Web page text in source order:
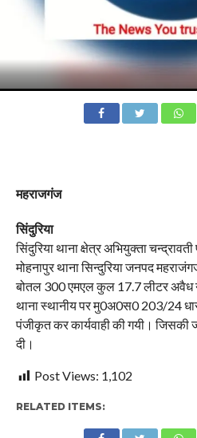
महराजगंज
सिंदुरिया
सिंदुरिया थाना क्षेत्र अभियुक्ता चन्द्रावती
मोहनापुर थाना सिन्दुरिया जनपद
बोतल 300 एमएल कुल 17.7 लीटर अवैध
थाना स्थानीय पर मु0अ0स0 203/24
पंजीकृत कर कार्यवाही की गयी। जिसकी
दी।
Post Views: 1,102
RELATED ITEMS: